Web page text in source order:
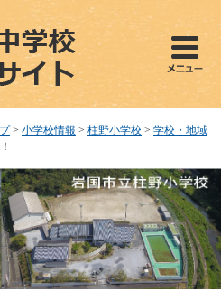
> 小学校情報 > 柱野小学校 > 学校・地域